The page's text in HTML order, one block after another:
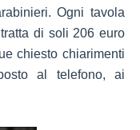
Ogni tavola
di soli 206 euro
chiesto chiarimenti
al telefono, ai